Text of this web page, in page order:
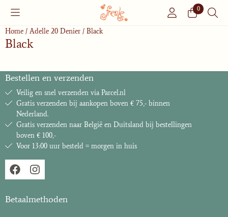
Cookievoorkeuren zijn momenteel gesloten. 0
Home / Adelle 20 Denier / Black
Black
Bestellen en verzenden
Veilig en snel verzenden via Parcel.nl
Gratis verzenden bij aankopen boven € 75,- binnen
Nederland.
Gratis verzenden naar België en Duitsland bij bestellingen
boven € 100,-
Voor 13:00 uur besteld = morgen in huis
Betaalmethoden